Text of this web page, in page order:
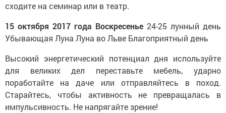
сходите на семинар или в театр.
15 октября 2017 года Воскресенье 24-25 лунный день
Убывающая Луна Луна во Льве Благоприятный день
Высокий энергетический потенциал дня используйте
для великих дел переставьте мебель, ударно
поработайте на даче или отправляйтесь в поход.
Старайтесь, чтобы активность не превращалась в
импульсивность. Не напрягайте зрение!